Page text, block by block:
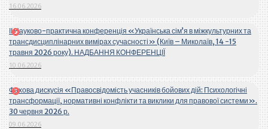
16.06.2026
ІІ Науково-практична конференція «Українська сім’я в міжкультурних та
трансдисциплінарних вимірах сучасності» (Київ – Миколаїв, 14 -15
травня 2026 року). НАДБАННЯ КОНФЕРЕНЦІЇ
10.06.2026
Фахова дискусія «Правосвідомість учасників бойових дій: Психологічні
трансформації, нормативні конфлікти та виклики для правової системи».
30 червня 2026 р.
09.06.2026